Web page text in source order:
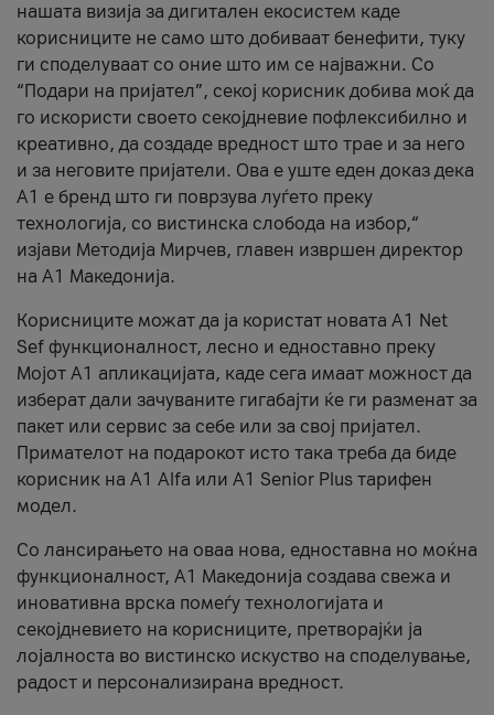
нашата визија за дигитален екосистем каде
корисниците не само што добиваат бенефити, туку
ги споделуваат со оние што им се најважни. Со
“Подари на пријател”, секој корисник добива моќ да
го искористи своето секојдневие пофлексибилно и
креативно, да создаде вредност што трае и за него
и за неговите пријатели. Ова е уште еден доказ дека
А1 е бренд што ги поврзува луѓето преку
технологија, со вистинска слобода на избор,“
изјави Методија Мирчев, главен извршен директор
на А1 Македонија.
Корисниците можат да ја користат новата А1 Net
Sef функционалност, лесно и едноставно преку
Мојот А1 апликацијата, каде сега имаат можност да
изберат дали зачуваните гигабајти ќе ги разменат за
пакет или сервис за себе или за свој пријател.
Примателот на подарокот исто така треба да биде
корисник на А1 Alfa или A1 Senior Plus тарифен
модел.
Со лансирањето на оваа нова, едноставна но моќна
функционалност, А1 Македонија создава свежа и
иновативна врска помеѓу технологијата и
секојдневието на корисниците, претворајќи ја
лојалноста во вистинско искуство на споделување,
радост и персонализирана вредност.